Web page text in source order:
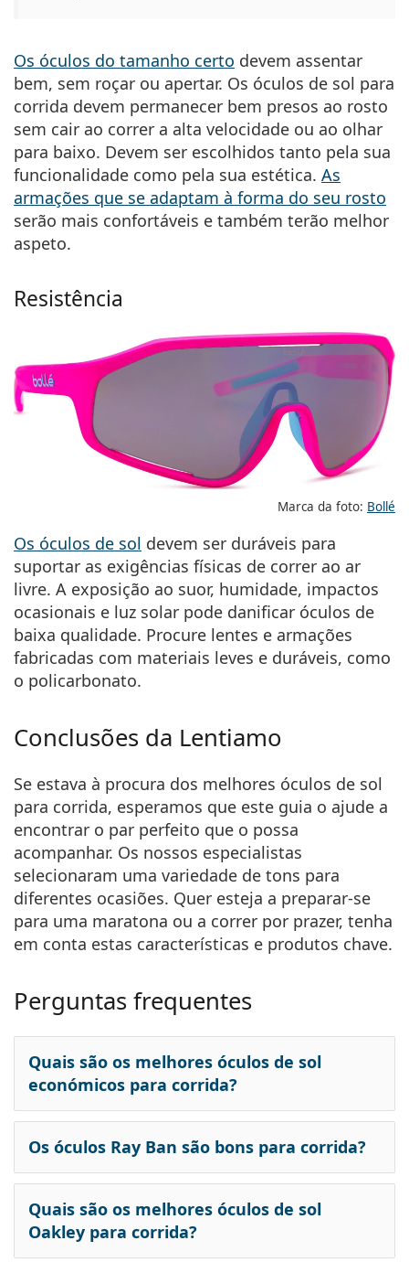
Os óculos do tamanho certo devem assentar
bem, sem roçar ou apertar. Os óculos de sol para
corrida devem permanecer bem presos ao rosto
sem cair ao correr a alta velocidade ou ao olhar
para baixo. Devem ser escolhidos tanto pela sua
funcionalidade como pela sua estética. As
armações que se adaptam à forma do seu rosto
serão mais confortáveis e também terão melhor
aspeto.
Resistência
Marca da foto: Bollé
Os óculos de sol devem ser duráveis para
suportar as exigências físicas de correr ao ar
livre. A exposição ao suor, humidade, impactos
ocasionais e luz solar pode danificar óculos de
baixa qualidade. Procure lentes e armações
fabricadas com materiais leves e duráveis, como
o policarbonato.
Conclusões da Lentiamo
Se estava à procura dos melhores óculos de sol
para corrida, esperamos que este guia o ajude a
encontrar o par perfeito que o possa
acompanhar. Os nossos especialistas
selecionaram uma variedade de tons para
diferentes ocasiões. Quer esteja a preparar-se
para uma maratona ou a correr por prazer, tenha
em conta estas características e produtos chave.
Perguntas frequentes
Quais são os melhores óculos de sol
económicos para corrida?
Os óculos Ray Ban são bons para corrida?
Quais são os melhores óculos de sol
Oakley para corrida?